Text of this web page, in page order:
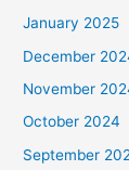
January 2025
December
November
October 2024
September